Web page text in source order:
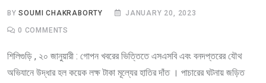
BYSOUMI CHAKRABORTY JANUARY 20, 2023
0 COMMENTS
শিলিগুড়ি , ২০ জানুয়ারী : গোপন খবরের ভিত্তিতে এসএসবি এবং বনদপ্তরের যৌথ
অভিযানে উদ্ধার হল কয়েক লক্ষ টাকা মূল্যের হাতির দাঁত । পাচারের ঘটনায় জড়িত